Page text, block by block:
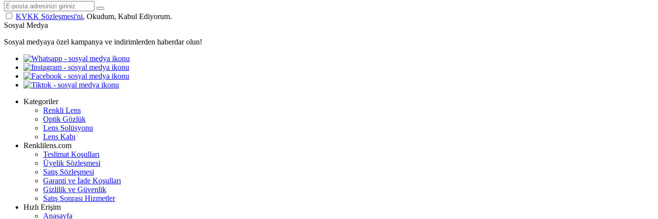
KVKK Sözleşmesi'ni, Okudum, Kabul Ediyorum.
Sosyal Medya
Sosyal medyaya özel kampanya ve indirimlerden haberdar olun!
Kategoriler
Renkli Lens
Optik Gözlük
Lens Solüsyonu
Lens Kabı
Renklilens.com
Teslimat Koşulları
Üyelik Sözleşmesi
Satış Sözleşmesi
Garanti ve İade Koşulları
Gizlilik ve Güvenlik
Satış Sonrası Hizmetler
Hızlı Erişim
Anasayfa